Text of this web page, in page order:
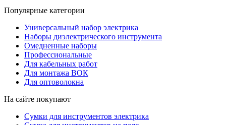
Популярные категории
Универсальный набор электрика
Наборы диэлектрического инструмента
Омедненные наборы
Профессиональные
Для кабельных работ
Для монтажа ВОК
Для оптоволокна
На сайте покупают
Сумки для инструментов электрика